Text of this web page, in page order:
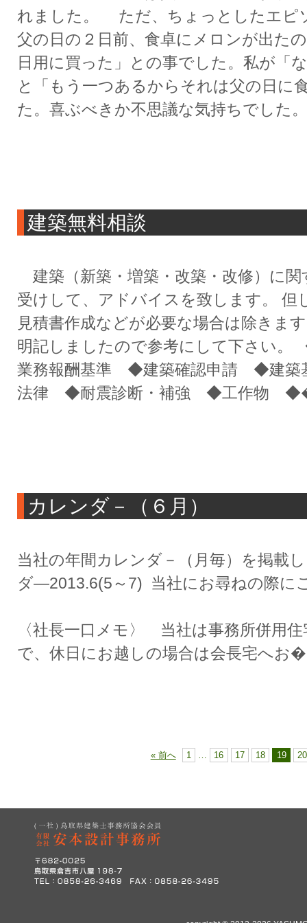
れました。 ただ、ちょっとしたエピ
父の日の２日前、食卓にメロンが出た
日用に買った」との事でした。私が「
と「もう一つあるからそれは父の日に
た。喜ぶべきか不思議な気持ちでした
建築無料相談
建築（新築・増築・改築・改修）に
受けして、アドバイスを致します。 但
見積書作成などが必要な場合は除きま
明記しましたので参考にして下さい
業務報酬基準 ◆建築確認申請 ◆建築
法律 ◆耐震診断・補強 ◆工作物
カレンダ－（６月）
当社の年間カレンダ－（月毎）を掲
ダ―2013.6(5～7) 当社にお尋ねの際に
〈社長一口メモ〉 当社は事務所併用
で、休日にお越しの場合は会長宅へお�
« 前へ 1 … 16 17 18 19 20